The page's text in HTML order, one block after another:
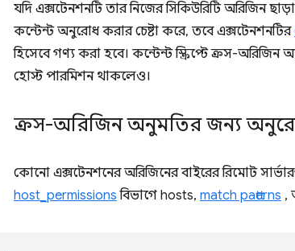
যদি এক্সটেনশনটি তার নিজের সিকিউরিটি অরিজিন
কন্টেন্ট অনুরোধ করার চেষ্টা করে, তবে এক্সটেনশনটির
হিসেবে গণ্য করা হবে। কন্টেন্ট স্ক্রিপ্টে ক্রস-
হোস্ট পারমিশন থাকলেও।
ক্রস-অরিজিন অনুমতির জন্য
কোনো এক্সটেনশনের অরিজিনের বাইরের রিমোট
host_permissions বিভাগে hosts, match patterns ,